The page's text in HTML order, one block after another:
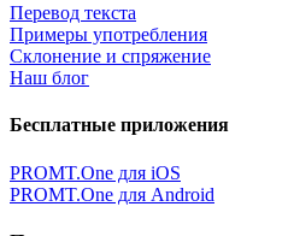
Перевод текста
Примеры употребления
Склонение и спряжение
Наш блог
Бесплатные приложения
PROMT.One для iOS
PROMT.One для Android